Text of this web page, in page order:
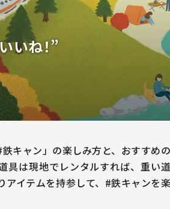
いね！”
キャン」の楽しみ方と、おすすめ
具は現地でレンタルすれば、重い
アイテムを持参して、#鉄キャンを